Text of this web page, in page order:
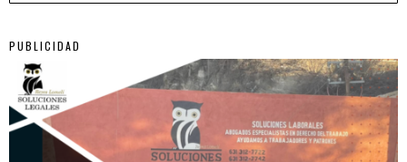
PUBLICIDAD